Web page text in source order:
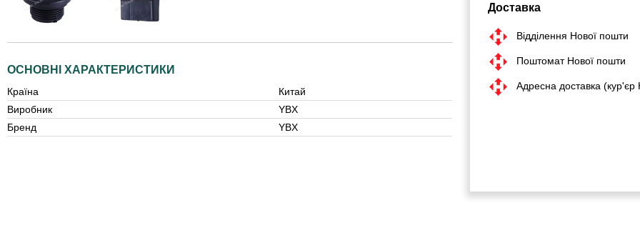
ОСНОВНІ ХАРАКТЕРИСТИКИ
Країна
Китай
Виробник
YBX
Бренд
YBX
Доставка
Відділення Нової пошти
Поштомат Нової пошти
Адресна доставка (кур'єр